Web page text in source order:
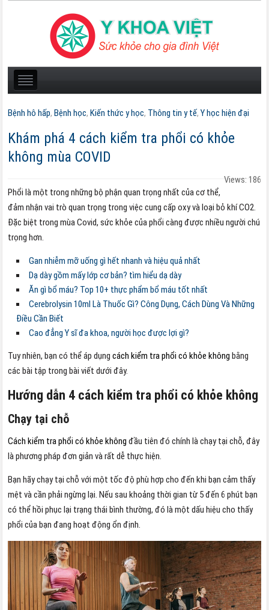
Bệnh hô hấp,Bệnh học,Kiến thức y học, Thông tin y tế,Y học hiện đại
Khám phá 4 cách kiểm tra phổi có khỏe
không mùa COVID
Views: 186
Phổi là một trong những bộ phận quan trọng nhất của cơ thể,
đảm nhận vai trò quan trọng trong việc cung cấp oxy và loại bỏ khí CO2.
Đặc biệt trong mùa Covid, sức khỏe của phổi càng được nhiều người chú
trọng hơn.
Gan nhiễm mỡ uống gì hết nhanh và hiệu quả nhất
Dạ dày gồm mấy lớp cơ bản? tìm hiểu dạ dày
Ăn gì bổ máu? Top 10+ thực phẩm bổ máu tốt nhất
Cerebrolysin 10ml Là Thuốc Gì? Công Dụng, Cách Dùng Và Những
Điều Cần Biết
Cao đẳng Y sĩ đa khoa, người học được lợi gì?
Tuy nhiên, bạn có thể áp dụngcách kiểm tra phổi có khỏe không bằng
các bài tập trong bài viết dưới đây.
Hướng dẫn 4 cách kiểm tra phổi có khỏe không
Chạy tại chỗ
Cách kiểm tra phổi có khỏe không đầu tiên đó chính là chạy tại chỗ, đây
là phương pháp đơn giản và rất dễ thực hiện.
Bạn hãy chạy tại chỗ với một tốc độ phù hợp cho đến khi bạn cảm thấy
mệt và cần phải ngừng lại. Nếu sau khoảng thời gian từ 5 đến 6 phút bạn
có thể hồi phục lại trạng thái bình thường, đó là một dấu hiệu cho thấy
phổi của bạn đang hoạt động ổn định.